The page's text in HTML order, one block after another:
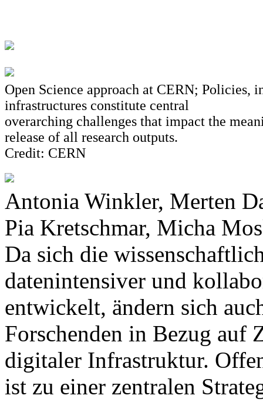
Open Science approach at CERN; Policies,
infrastructures constitute central
overarching challenges that impact the
release of all research outputs.
Credit: CERN
Antonia Winkler, Merten
Pia Kretschmar, Micha
Da sich die
datenintensiver und
entwickelt, ändern sich
Forschenden in Bezug auf
digitaler Infrastruktur.
ist zu einer zentralen